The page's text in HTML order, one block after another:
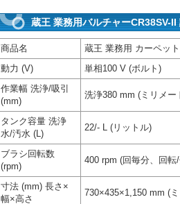
蔵王 業務用バルチャーCR38SV-II
商品名
蔵王 業務用 カーペッ
動力 (V)
単相100 V (ボルト)
作業幅 洗浄/吸引
(mm)
洗浄380 mm (ミリメー
タンク容量 洗浄
水/汚水 (L)
22/- L (リットル)
ブラシ回転数
(rpm)
400 rpm (回毎分、回転
寸法 (mm) 長さ×
幅×高さ
730×435×1,150 mm (